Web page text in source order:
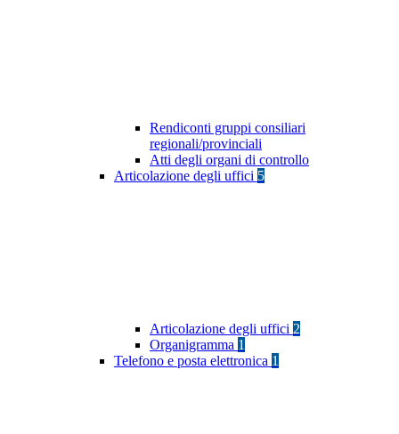
Rendiconti gruppi consiliari
regionali/provinciali
Atti degli organi di controllo
Articolazione degli uffici 5
Articolazione degli uffici 2
Organigramma 1
Telefono e posta elettronica 1